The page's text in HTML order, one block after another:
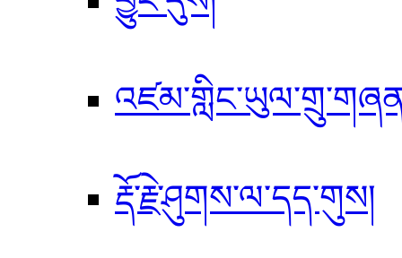
རྡོ་རྗེ་ཤུགས་ལ་དད་གུས།